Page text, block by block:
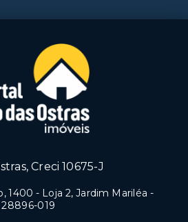
Creci 10675-J
1400 - Loja 2, Jardim Mariléa -
28896-019